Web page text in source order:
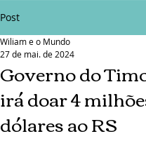
Post
Governo do
irá doar 4
dólares ao RS
Wiliam e o Mundo
27 de mai. de 2024